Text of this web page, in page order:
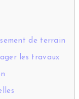
de terrain
les travaux